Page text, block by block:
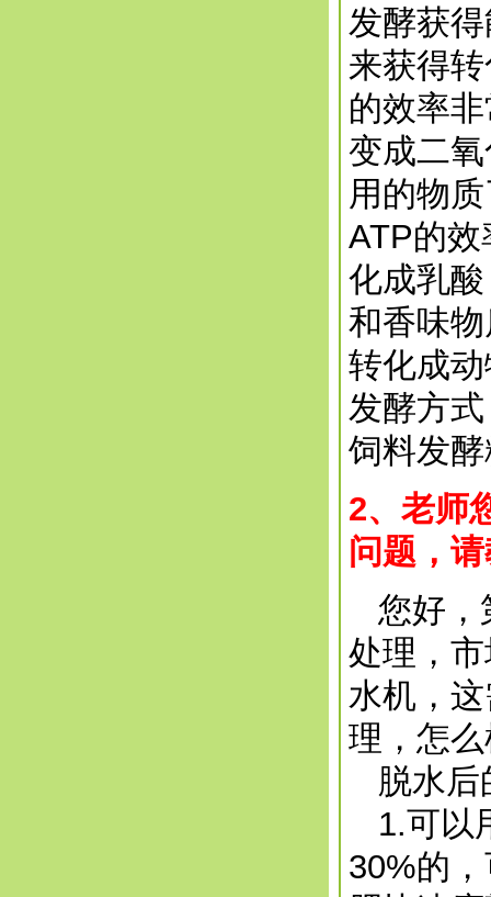
发酵获
来获得
的效率
变成二
用的物
ATP的
化成乳
和香味
转化成
发酵方
饲料发
2、老师
问题，
您好，
处理，
水机，
理，怎
脱水后
1.可以
30%的